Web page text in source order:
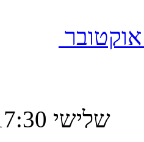
ראשון, 12 אוקטובר
שלישי 17:30 / אודיטוריום